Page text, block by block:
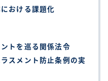
おける課題化
トを巡る関係法令
スメント防止条例の実